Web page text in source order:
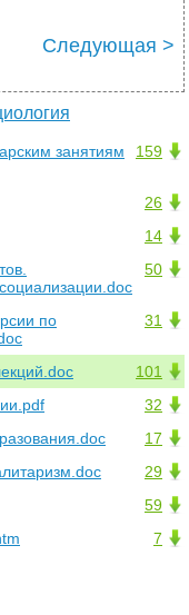
Следующая >
159
занятиям
26
14
50
31
по
101
32
17
29
59
7